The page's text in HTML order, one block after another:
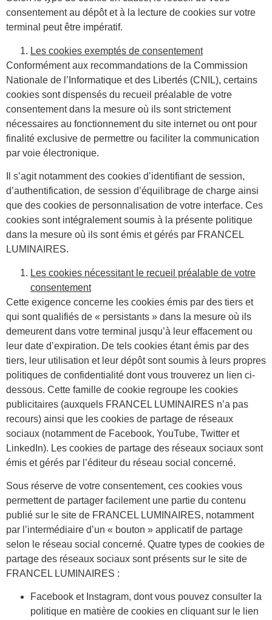
consentement au dépôt et à la lecture de cookies sur votre
terminal peut être impératif.
Les cookies exemptés de consentement
Conformément aux recommandations de la Commission
Nationale de l’Informatique et des Libertés (CNIL), certains
cookies sont dispensés du recueil préalable de votre
consentement dans la mesure où ils sont strictement
nécessaires au fonctionnement du site internet ou ont pour
finalité exclusive de permettre ou faciliter la communication
par voie électronique.
Il s’agit notamment des cookies d’identifiant de session,
d’authentification, de session d’équilibrage de charge ainsi
que des cookies de personnalisation de votre interface. Ces
cookies sont intégralement soumis à la présente politique
dans la mesure où ils sont émis et gérés par FRANCEL
LUMINAIRES.
Les cookies nécessitant le recueil préalable de votre
consentement
Cette exigence concerne les cookies émis par des tiers et
qui sont qualifiés de « persistants » dans la mesure où ils
demeurent dans votre terminal jusqu’à leur effacement ou
leur date d’expiration. De tels cookies étant émis par des
tiers, leur utilisation et leur dépôt sont soumis à leurs propres
politiques de confidentialité dont vous trouverez un lien ci-
dessous. Cette famille de cookie regroupe les cookies
publicitaires (auxquels FRANCEL LUMINAIRES n’a pas
recours) ainsi que les cookies de partage de réseaux
sociaux (notamment de Facebook, YouTube, Twitter et
LinkedIn). Les cookies de partage des réseaux sociaux sont
émis et gérés par l’éditeur du réseau social concerné.
Sous réserve de votre consentement, ces cookies vous
permettent de partager facilement une partie du contenu
publié sur le site de FRANCEL LUMINAIRES, notamment
par l’intermédiaire d’un « bouton » applicatif de partage
selon le réseau social concerné. Quatre types de cookies de
partage des réseaux sociaux sont présents sur le site de
FRANCEL LUMINAIRES :
Facebook et Instagram, dont vous pouvez consulter la
politique en matière de cookies en cliquant sur le lien